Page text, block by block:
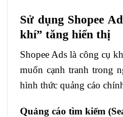
Sử dụng Shopee
khí” tăng hiển thị
Shopee Ads là công cụ
muốn cạnh tranh trong
hình thức quảng cáo
Quảng cáo tìm kiếm